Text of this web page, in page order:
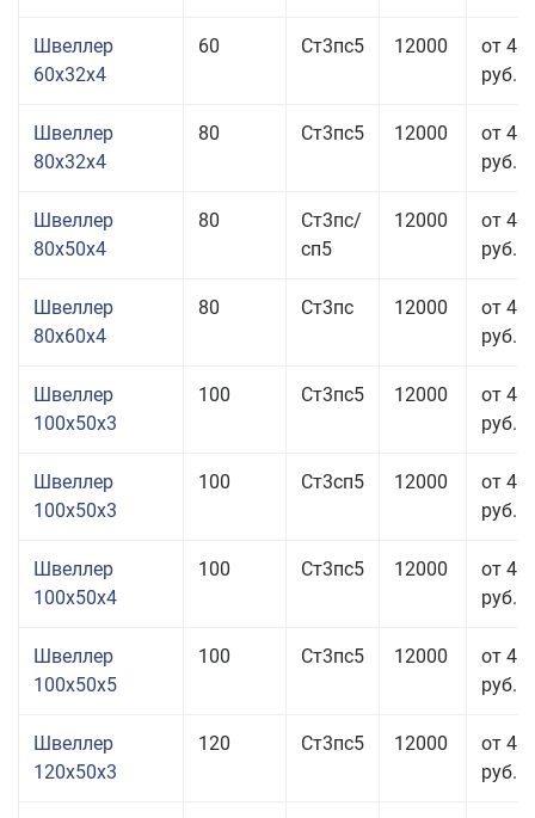
Швеллер
60x32x4
60 Ст3пс5 12000
от 41
руб.
Швеллер
80x32x4
80 Ст3пс5 12000
от 40
руб.
Швеллер
80x50x4
80
Ст3пс/
сп5
12000
от 40
руб.
Швеллер
80x60x4
80 Ст3пс 12000
от 41
руб.
Швеллер
100x50x3
100 Ст3пс5 12000
от 41
руб.
Швеллер
100x50x3
100 Ст3сп5 12000
от 41
руб.
Швеллер
100x50x4
100 Ст3пс5 12000
от 41
руб.
Швеллер
100x50x5
100 Ст3пс5 12000
от 42
руб.
Швеллер
120x50x3
120 Ст3пс5 12000
от 44
руб.